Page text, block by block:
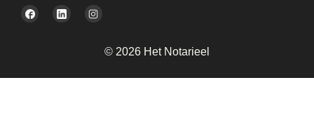
© 2026 Het Notarieel